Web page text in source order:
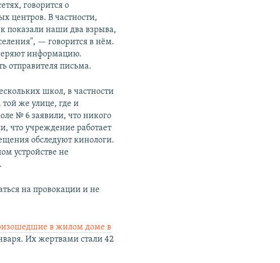
говорится о
центров. В частности,
показали наши два взрыва,
— говорится в нём.
информацию.
отправителя письма.
школ, в частности
же улице, где и
№ 6 заявили, что никого
что учреждение работает
обследуют кинологи.
устройстве не
на провокации и не
в жилом доме в
Их жертвами стали 42